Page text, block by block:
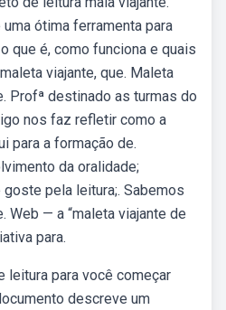
ótima ferramenta para
que é, como funciona e quais
viajante, que. Maleta
Profª destinado as turmas do
nos faz refletir como a
para a formação de.
da oralidade;
pela leitura;. Sabemos
Web — a “maleta viajante de
para.
leitura para você começar
descreve um